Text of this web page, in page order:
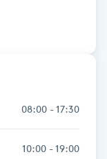
08:00 - 17:30
10:00 - 19:00